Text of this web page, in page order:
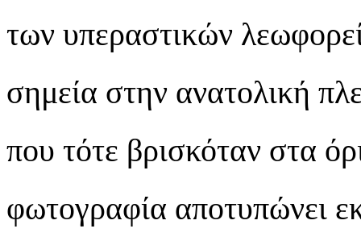
των υπεραστικών
σημεία στην ανατολική
που τότε βρισκόταν στα
φωτογραφία αποτυπώνει